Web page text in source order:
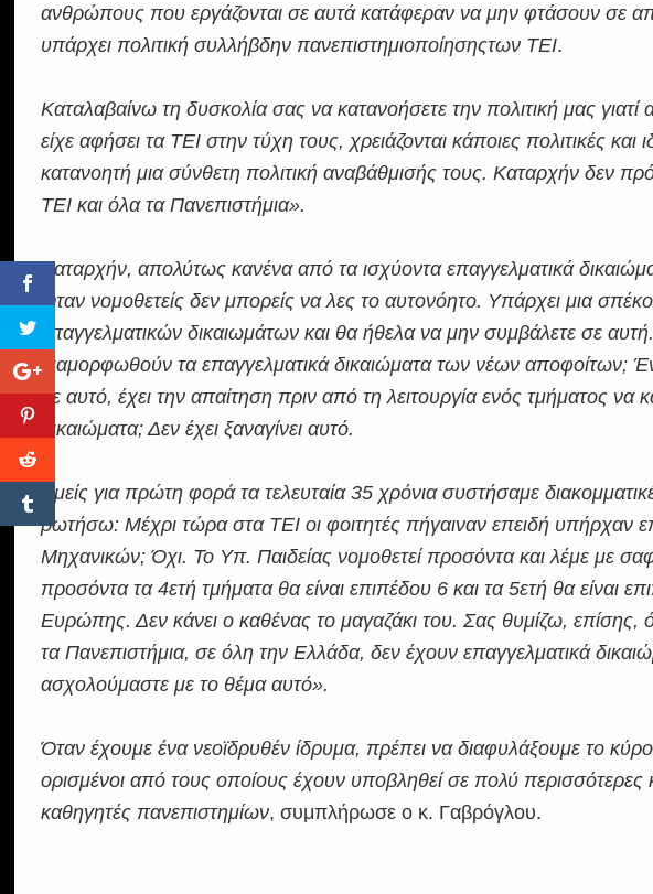
ανθρώπους που εργάζονται σε αυτά κατάφεραν να μην φτάσουν σε
υπάρχει πολιτική συλλήβδην πανεπιστημιοποίησηςτων ΤΕΙ.
Καταλαβαίνω τη δυσκολία σας να κατανοήσετε την πολιτική μας
είχε αφήσει τα ΤΕΙ στην τύχη τους, χρειάζονται κάποιες πολιτικές και
κατανοητή μια σύνθετη πολιτική αναβάθμισής τους. Καταρχήν δεν
ΤΕΙ και όλα τα Πανεπιστήμια».
Καταρχήν, απολύτως κανένα από τα ισχύοντα επαγγελματικά
Όταν νομοθετείς δεν μπορείς να λες το αυτονόητο. Υπάρχει μια
επαγγελματικών δικαιωμάτων και θα ήθελα να μην συμβάλετε σε
διαμορφωθούν τα επαγγελματικά δικαιώματα των νέων αποφοίτων;
με αυτό, έχει την απαίτηση πριν από τη λειτουργία ενός τμήματος να
δικαιώματα; Δεν έχει ξαναγίνει αυτό.
Εμείς για πρώτη φορά τα τελευταία 35 χρόνια συστήσαμε
ρωτήσω: Μέχρι τώρα στα ΤΕΙ οι φοιτητές πήγαιναν επειδή υπήρχαν
Μηχανικών; Όχι. Το Υπ. Παιδείας νομοθετεί προσόντα και λέμε με
προσόντα τα 4ετή τμήματα θα είναι επιπέδου 6 και τα 5ετή θα είναι
Ευρώπης. Δεν κάνει ο καθένας το μαγαζάκι του. Σας θυμίζω, επίσης,
τα Πανεπιστήμια, σε όλη την Ελλάδα, δεν έχουν επαγγελματικά
ασχολούμαστε με το θέμα αυτό».
Όταν έχουμε ένα νεοϊδρυθέν ίδρυμα, πρέπει να διαφυλάξουμε το
ορισμένοι από τους οποίους έχουν υποβληθεί σε πολύ περισσότερες
καθηγητές πανεπιστημίων, συμπλήρωσε ο κ. Γαβρόγλου.